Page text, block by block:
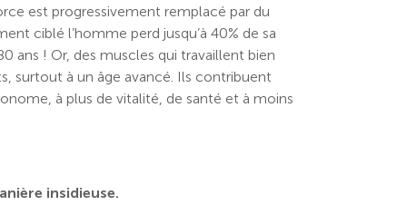
est progressivement remplacé par du
ciblé l’homme perd jusqu’à 40% de sa
ans ! Or, des muscles qui travaillent bien
surtout à un âge avancé. Ils contribuent
à plus de vitalité, de santé et à moins
insidieuse.